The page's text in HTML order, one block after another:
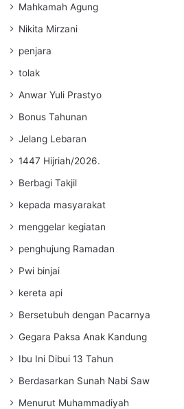
Mahkamah Agung
Nikita Mirzani
penjara
tolak
Anwar Yuli Prastyo
Bonus Tahunan
Jelang Lebaran
1447 Hijriah/2026.
Berbagi Takjil
kepada masyarakat
menggelar kegiatan
penghujung Ramadan
Pwi binjai
kereta api
Bersetubuh dengan Pacarnya
Gegara Paksa Anak Kandung
Ibu Ini Dibui 13 Tahun
Berdasarkan Sunah Nabi Saw
Menurut Muhammadiyah